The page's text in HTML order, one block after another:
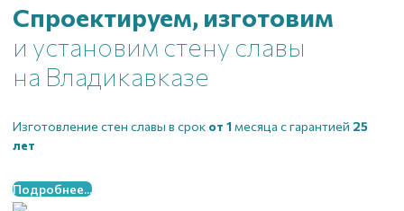
Спроектируем, изготовим
и установим стену славы
на Владикавказе
Изготовление стен славы в срок от 1месяца с гарантией 25
лет
Подробнее...